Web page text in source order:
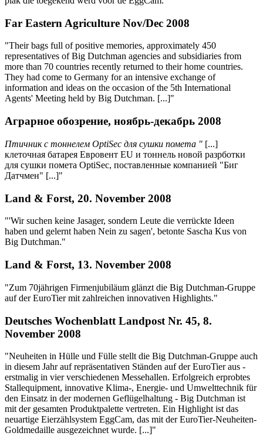
Far Eastern Agriculture Nov/Dec 2008
"Their bags full of positive memories, approximately 450
representatives of Big Dutchman agencies and subsidiaries from
more than 70 countries recently returned to their home countries.
They had come to Germany for an intensive exchange of
information and ideas on the occasion of the 5th International
Agents' Meeting held by Big Dutchman. [...]"
Аграрное обозрение, ноябрь-декабрь 2008
Птичник с тоннелем OptiSec для сушки помета " [...]
клеточная батарея Евровент EU и тоннель новой разрботки
для сушки помета OptiSec, поставленные компанией "Биг
Датчмен" [...]"
Land & Forst, 20. November 2008
"'Wir suchen keine Jasager, sondern Leute die verrückte Ideen
haben und gelernt haben Nein zu sagen', betonte Sascha Kus von
Big Dutchman."
Land & Forst, 13. November 2008
"Zum 70jährigen Firmenjubiläum glänzt die Big Dutchman-Gruppe
auf der EuroTier mit zahlreichen innovativen Highlights."
Deutsches Wochenblatt Landpost Nr. 45, 8.
November 2008
"Neuheiten in Hülle und Fülle stellt die Big Dutchman-Gruppe auch
in diesem Jahr auf repräsentativen Ständen auf der EuroTier aus -
erstmalig in vier verschiedenen Messehallen. Erfolgreich erprobtes
Stallequipment, innovative Klima-, Energie- und Umwelttechnik für
den Einsatz in der modernen Geflügelhaltung - Big Dutchman ist
mit der gesamten Produktpalette vertreten. Ein Highlight ist das
neuartige Eierzählsystem EggCam, das mit der EuroTier-Neuheiten-
Goldmedaille ausgezeichnet wurde. [...]"